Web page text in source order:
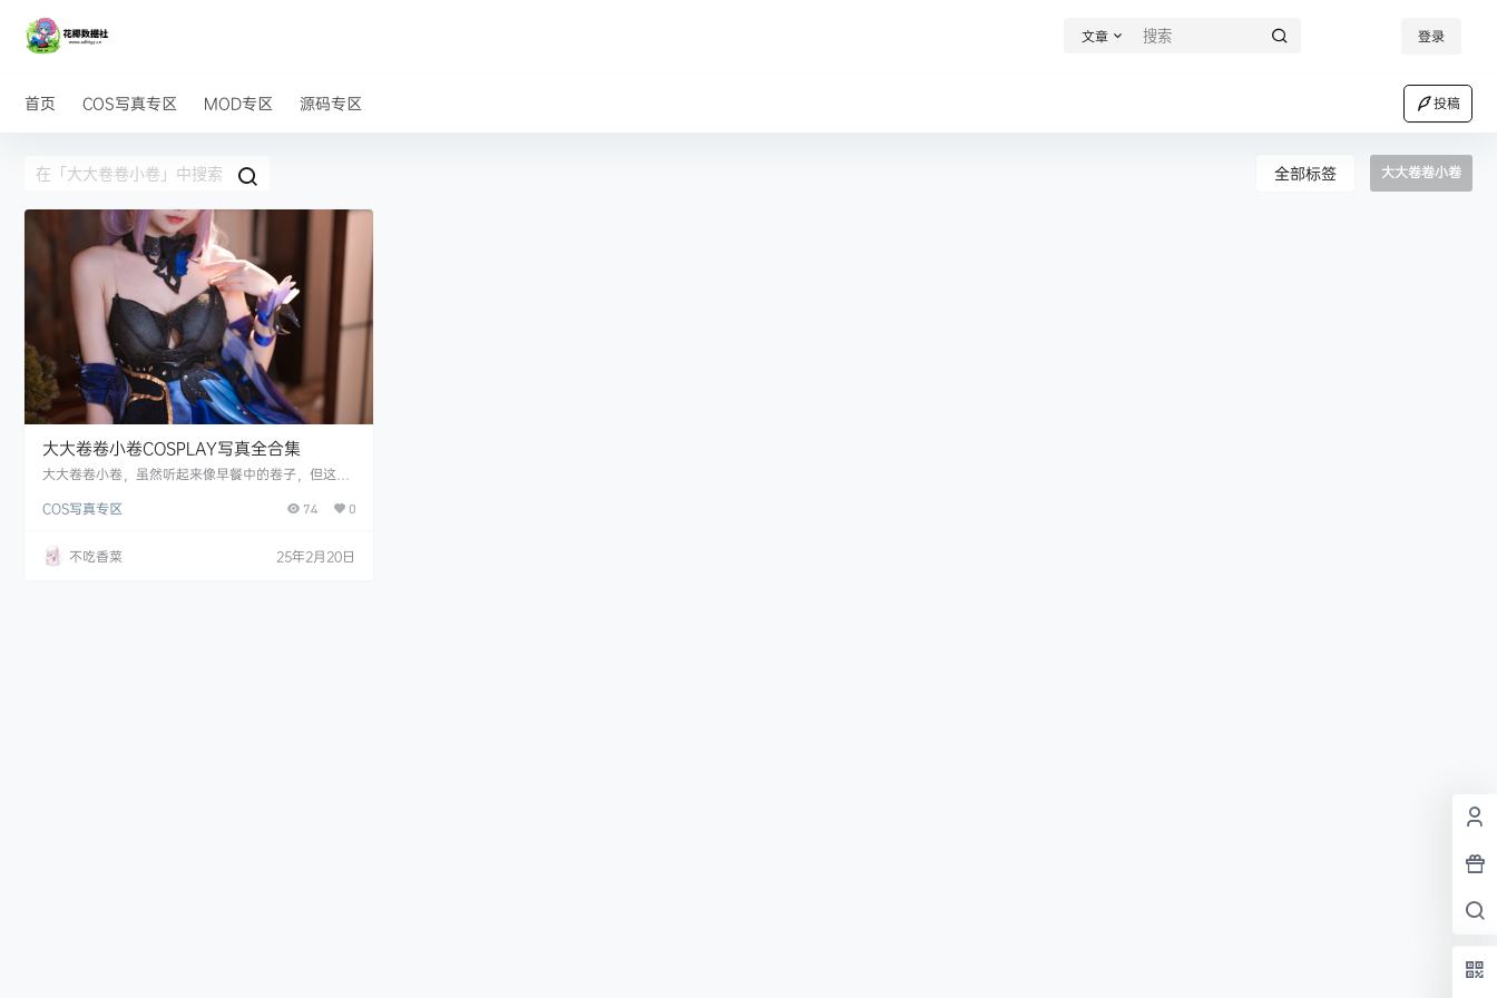
文章 登录
首页 COS写真专区 MOD专区 源码专区 投稿
全部标签 大大卷卷小卷
大大卷卷小卷COSPLAY写真全合集
大大卷卷小卷，虽然听起来像早餐中的卷子，但这位
品席卷了二次元爱好者的心。 获取地址：点击获取
COS写真专区 74 0
不吃香菜 25年2月20日